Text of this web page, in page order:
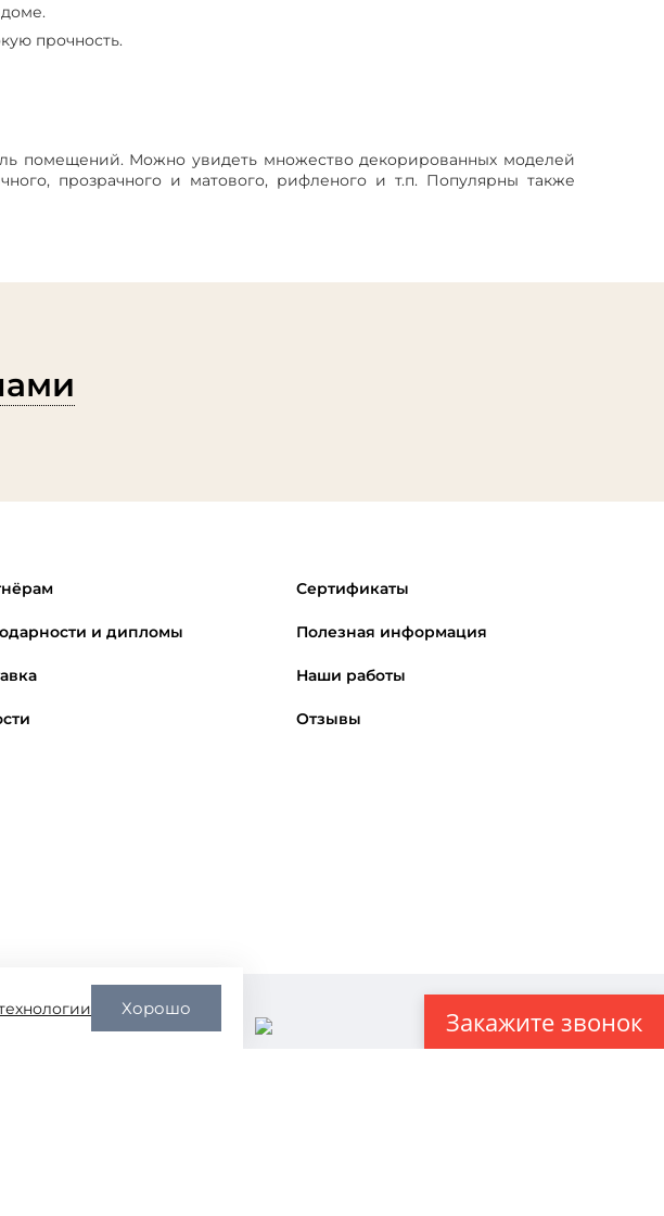
прочность.
помещений. Можно увидеть множество декорированных моделей
прозрачного и матового, рифленого и т.п. Популярны также
и дипломы
Сертификаты
Полезная информация
Наши работы
Отзывы
Хорошо Закажите звонок